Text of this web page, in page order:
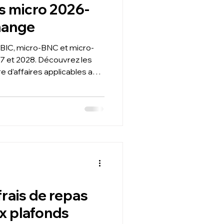
micro 2026-
micro-BNC et micro-
et 2028. Découvrez les
d’affaires applicables aux
à Toulouse et Paris,
entre micro et régime
de repas
plafonds